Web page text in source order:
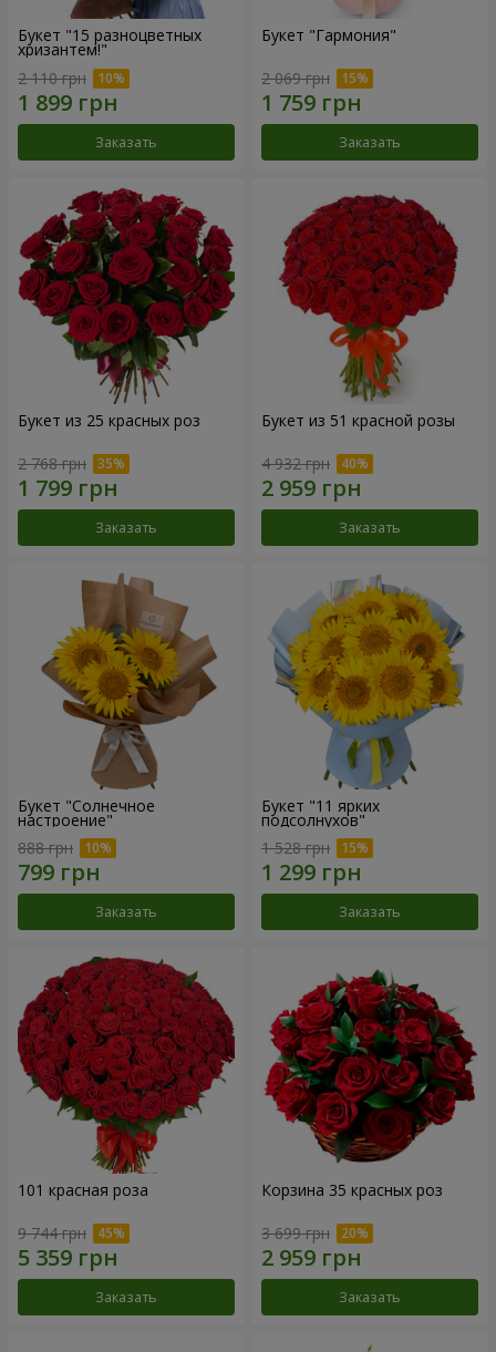
Букет "15 разноцветных
хризантем!"
2 110 грн
Заказать
Букет "Гармония"
2 069 грн
Заказать
Букет из 25 красных роз
2 768 грн
Заказать
Букет из 51 красной розы
4 932 грн
Заказать
Букет "Солнечное
настроение"
888 грн
Заказать
Букет "11 ярких
подсолнухов"
1 528 грн
Заказать
101 красная роза
9 744 грн
Заказать
Корзина 35 красных роз
3 699 грн
Заказать